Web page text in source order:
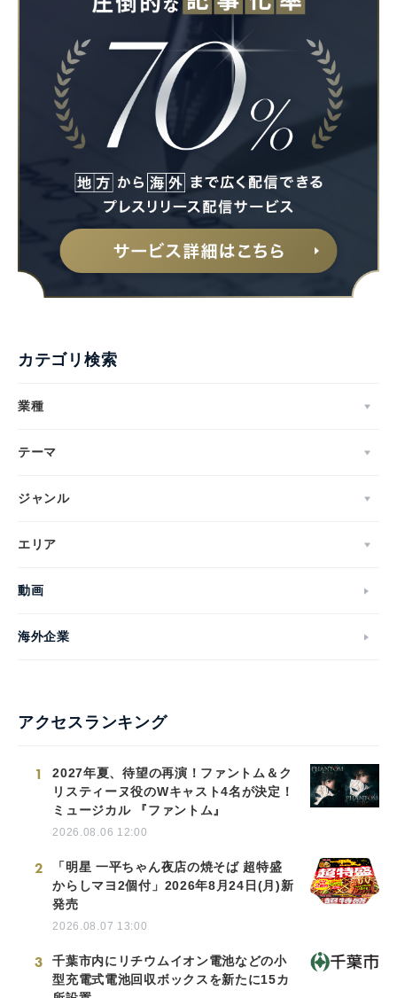
カテゴリ検索
業種
テーマ
ジャンル
エリア
動画
海外企業
アクセスランキング
1
2027年夏、待望の再演！ファントム＆ク
リスティーヌ役のWキャスト4名が決定！
ミュージカル 『ファントム』
2026.08.06 12:00
2
「明星 一平ちゃん夜店の焼そば 超特盛
からしマヨ2個付」2026年8月24日(月)新
発売
2026.08.07 13:00
3
千葉市内にリチウムイオン電池などの小
型充電式電池回収ボックスを新たに15カ